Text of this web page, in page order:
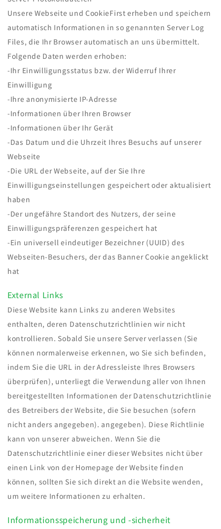
Unsere Webseite und CookieFirst erheben und speichern
automatisch Informationen in so genannten Server Log
Files, die Ihr Browser automatisch an uns übermittelt.
Folgende Daten werden erhoben:
-Ihr Einwilligungsstatus bzw. der Widerruf Ihrer
Einwilligung
-Ihre anonymisierte IP-Adresse
-Informationen über Ihren Browser
-Informationen über Ihr Gerät
-Das Datum und die Uhrzeit Ihres Besuchs auf unserer
Webseite
-Die URL der Webseite, auf der Sie Ihre
Einwilligungseinstellungen gespeichert oder aktualisiert
haben
-Der ungefähre Standort des Nutzers, der seine
Einwilligungspräferenzen gespeichert hat
-Ein universell eindeutiger Bezeichner (UUID) des
Webseiten-Besuchers, der das Banner Cookie angeklickt
hat
External Links
Diese Website kann Links zu anderen Websites
enthalten, deren Datenschutzrichtlinien wir nicht
kontrollieren. Sobald Sie unsere Server verlassen (Sie
können normalerweise erkennen, wo Sie sich befinden,
indem Sie die URL in der Adressleiste Ihres Browsers
überprüfen), unterliegt die Verwendung aller von Ihnen
bereitgestellten Informationen der Datenschutzrichtlinie
des Betreibers der Website, die Sie besuchen (sofern
nicht anders angegeben). angegeben). Diese Richtlinie
kann von unserer abweichen. Wenn Sie die
Datenschutzrichtlinie einer dieser Websites nicht über
einen Link von der Homepage der Website finden
können, sollten Sie sich direkt an die Website wenden,
um weitere Informationen zu erhalten.
Informationsspeicherung und -sicherheit